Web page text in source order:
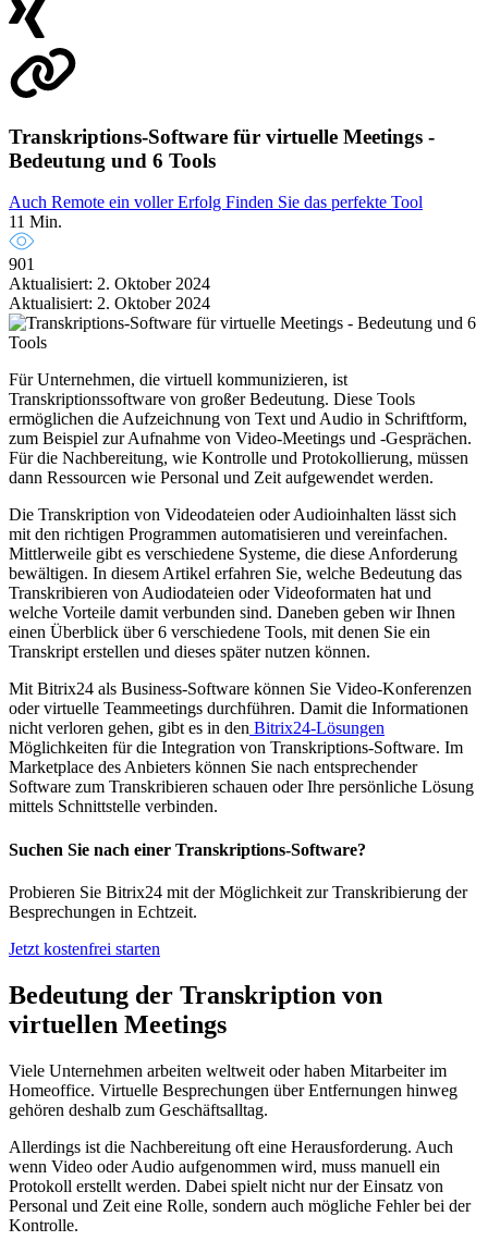
Transkriptions-Software für virtuelle Meetings -
Bedeutung und 6 Tools
Auch Remote ein voller Erfolg Finden Sie das perfekte Tool
11 Min.
901
Aktualisiert: 2. Oktober 2024
Aktualisiert: 2. Oktober 2024
Für Unternehmen, die virtuell kommunizieren, ist
Transkriptionssoftware von großer Bedeutung. Diese Tools
ermöglichen die Aufzeichnung von Text und Audio in Schriftform,
zum Beispiel zur Aufnahme von Video-Meetings und -Gesprächen.
Für die Nachbereitung, wie Kontrolle und Protokollierung, müssen
dann Ressourcen wie Personal und Zeit aufgewendet werden.
Die Transkription von Videodateien oder Audioinhalten lässt sich
mit den richtigen Programmen automatisieren und vereinfachen.
Mittlerweile gibt es verschiedene Systeme, die diese Anforderung
bewältigen. In diesem Artikel erfahren Sie, welche Bedeutung das
Transkribieren von Audiodateien oder Videoformaten hat und
welche Vorteile damit verbunden sind. Daneben geben wir Ihnen
einen Überblick über 6 verschiedene Tools, mit denen Sie ein
Transkript erstellen und dieses später nutzen können.
Mit Bitrix24 als Business-Software können Sie Video-Konferenzen
oder virtuelle Teammeetings durchführen. Damit die Informationen
nicht verloren gehen, gibt es in den Bitrix24-Lösungen
Möglichkeiten für die Integration von Transkriptions-Software. Im
Marketplace des Anbieters können Sie nach entsprechender
Software zum Transkribieren schauen oder Ihre persönliche Lösung
mittels Schnittstelle verbinden.
Suchen Sie nach einer Transkriptions-Software?
Probieren Sie Bitrix24 mit der Möglichkeit zur Transkribierung der
Besprechungen in Echtzeit.
Jetzt kostenfrei starten
Bedeutung der Transkription von
virtuellen Meetings
Viele Unternehmen arbeiten weltweit oder haben Mitarbeiter im
Homeoffice. Virtuelle Besprechungen über Entfernungen hinweg
gehören deshalb zum Geschäftsalltag.
Allerdings ist die Nachbereitung oft eine Herausforderung. Auch
wenn Video oder Audio aufgenommen wird, muss manuell ein
Protokoll erstellt werden. Dabei spielt nicht nur der Einsatz von
Personal und Zeit eine Rolle, sondern auch mögliche Fehler bei der
Kontrolle.